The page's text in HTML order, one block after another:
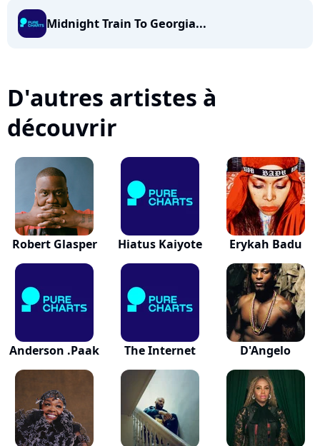
Midnight Train To Georgia...
D'autres artistes à
découvrir
Robert Glasper Hiatus Kaiyote Erykah Badu
Anderson .Paak The Internet D'Angelo